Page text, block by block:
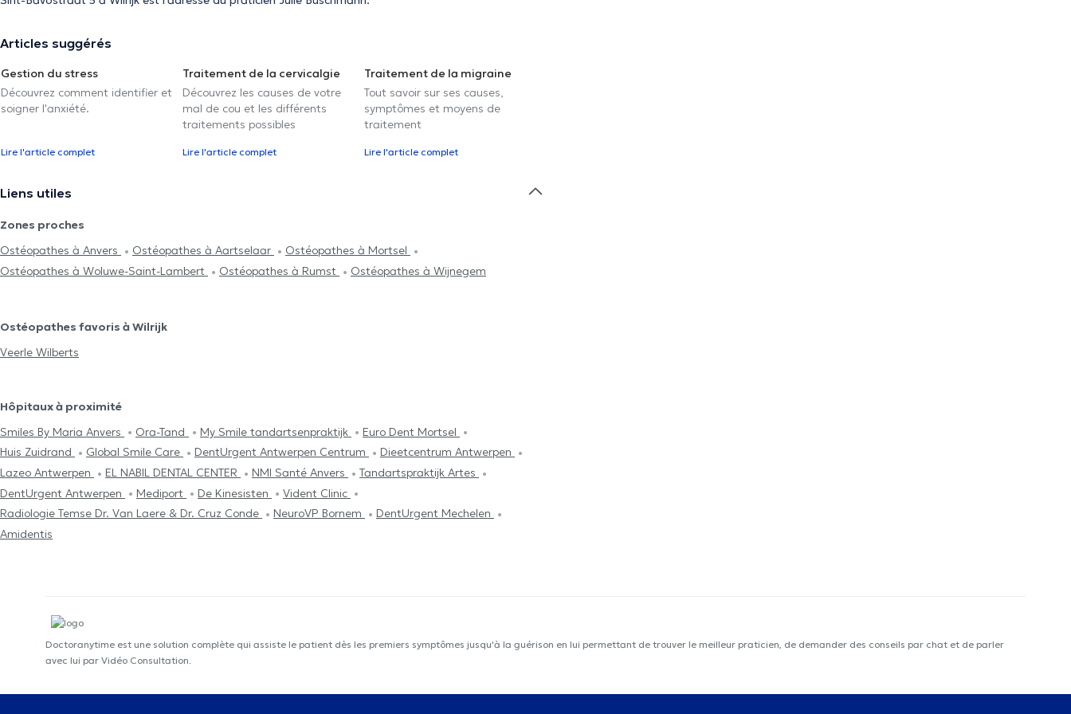
Articles suggérés
Gestion du stress
Découvrez comment identifier et
soigner l'anxiété.
Lire l'article complet
Traitement de la cervicalgie
Découvrez les causes de votre
mal de cou et les différents
traitements possibles
Lire l'article complet
Traitement de la migraine
Tout savoir sur ses causes,
symptômes et moyens de
traitement
Lire l'article complet
Liens utiles
Zones proches
Ostéopathes à Anvers
Ostéopathes à Aartselaar
Ostéopathes à Mortsel
Ostéopathes à Woluwe-Saint-Lambert
Ostéopathes à Rumst Ostéopathes à Wijnegem
Ostéopathes favoris à Wilrijk
Veerle Wilberts
Hôpitaux à proximité
Smiles By Maria Anvers
Ora-Tand My Smile tandartsenpraktijk
Euro Dent Mortsel
Huis Zuidrand
Global Smile Care DentUrgent Antwerpen Centrum
Dieetcentrum Antwerpen
Lazeo Antwerpen
EL NABIL DENTAL CENTER NMI Santé Anvers
Tandartspraktijk Artes
DentUrgent Antwerpen
Mediport De Kinesisten
Vident Clinic
Radiologie Temse Dr. Van Laere & Dr. Cruz Conde
NeuroVP Bornem
DentUrgent Mechelen
Amidentis
Doctoranytime est une solution complète qui assiste le patient dès les premiers symptômes jusqu'à la guérison en lui permettant de trouver le meilleur praticien, de demander des conseils par chat et de parler
avec lui par Vidéo Consultation.